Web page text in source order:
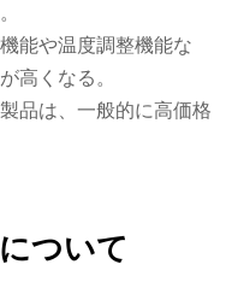
能や温度調整機能な
高くなる。
品は、一般的に高価格
ついて